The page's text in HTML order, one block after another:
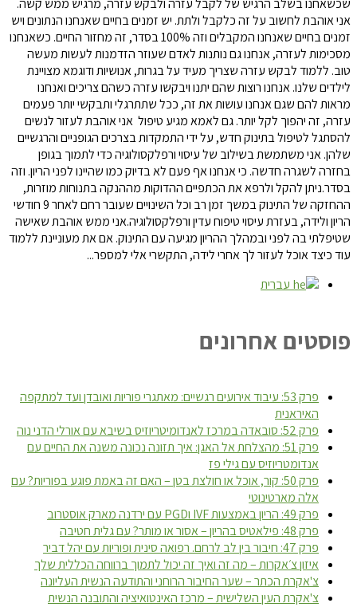
שכשאחנו בשלב הרגיש של לקבל עזרה ולבקש עזרה, מרגיש ממש קשה.
אני אוהבת לחשוב על זה כלקבל ולתת. יש זמנים בחיים שאנחנו הנתונים ויש
זמנים בחיים שאנחנו המקבלים וזה 100% בסדר, זה מחזור החיים. כשאנחנו
מסכימות לעזרה, אנחנו גם נותנות לאדם שעוזר הזדמנות לעשות מעשה
טוב. ללמוד לבקש עזרה שצריך מעיד על בגרות, אנושיות ודוגמא מצויינת
לילדים שלנו. אנחנו רוצות שהם יתנו ויבקשו עזרה כשהם צריכים ואנחנו
מראות להם שגם אנחנו עושות את זה, ככל שתתרגלי ותבקשי יותר פעמים
עזרה, זה יהפוך לקל יותר. גם לאמא מגיע טיפול אני אוהבת לעזור לנשים
להסתגל לטיפול בתינוק חדש, על ידי התמקדות בצרכים הגופניים והרגשיים
שלהן. אני משתמשת בשילוב של עיסוי ורפלקסולוגיה כדי לתמוך בגופן
בחזרה לשגרה חדשה. כי אנחנו אף פעם לא בדיוק כמו שהיינו לפני הריון. וזה
בסדר.ניתן להקל ולרפא את הכתפיים ההדוקות מההנקה בתנוחות מוזרות,
ההחזקה של התינוק במשך זמן רב וכל השינויים שעובר רחם לאחר 9 חודשי
הריון ולידה, בעזרת עיסוי טיפוח עדין ורפלקסולוגיה.אני ממש אוהבת שאישה
שטיפלתי בה לפני ובמהלך ההריון מגיעה עם התינוק. אם את מעוניינת ללמוד
עוד כיצד אוכל לעזור לך אחרי לידה, התקשרי אלי למספר...
עברית
פוסטים אחרונים
פרק 53: עיבוד אירועים רגשיים: מאתגרי פוריות ואובדן ועד למתקפה
האיראנית
פרק 52: סובאדה במרכז לאנדומיטריוזיס בשיבא עם אורלי הדני נוה
פרק 51: מהצלחת אל האגן: איך תזונה נכונה משנה את החיים עם
אנדומטריוזיס עם גילי פז
פרק 50: קור, אוכל או חולצת בטן – האם זה באמת פוגע בפוריות? עם
אלה מארטינוטי
פרק 49: הריון באמצעות IVF וPGD עם ירדנה מארק אוסטרוב
פרק 48: פילאטיס בהריון – אסור או מותר? עם גלית חטיבה
פרק 47: חיבור בין לב לרחם. רפואה סינית ופוריות עם יהל דביר
איזון צ׳אקרות – מה זה ואיך זה יכול לתמוך ברווחה הכללית שלך
צ'אקרת הכתר – שער החיבור הרוחני והתודעה הנשית העליונה
צ'אקרת העין השלישית – מרכז האינטואיציה והתובנה הנשית